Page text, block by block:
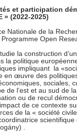
et participation
» (2022-2025)
Nationale de la
Open
la construction
la politique
impliquant la
en œuvre des
sociales,
de l’est et au sud de
ou de recul
de ce contexte
de la « société
.